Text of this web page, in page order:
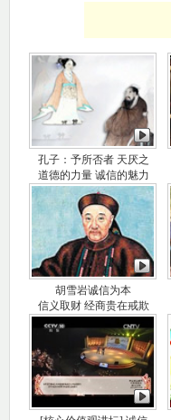
孔子：予所否者 天厌之
道德的力量 诚信的魅力
胡雪岩诚信为本
信义取财 经商贵在戒欺